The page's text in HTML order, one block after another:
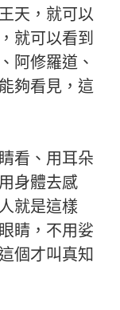
天，就可以
就可以看到
阿修羅道、
夠看見，這
看、用耳朵
身體去感
就是這樣
睛，不用娑
個才叫真知